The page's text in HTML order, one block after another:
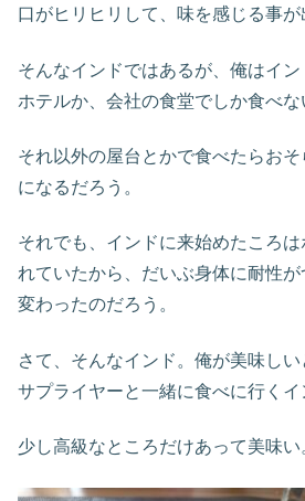
口がヒリヒリして、味を感じる事が
そんなインドではあるが、俺はイ
ホテルか、会社の食堂でしか食べな
それ以外の屋台とかで食べたらお
になるだろう。
それでも、インドに来始めたころ
れていたから、だいぶ身体に耐性
変わったのだろう。
さて、そんなインド。俺が美味し
サプライヤーと一緒に食べに行くイ
少し高級なところだけあって美味い